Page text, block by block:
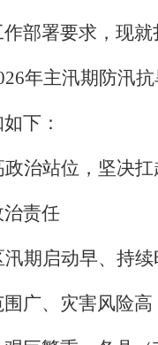
部署要求，现就
年主汛期防汛
下：
治站位，坚决扛
责任
期启动早、持续
广、灾害风险高